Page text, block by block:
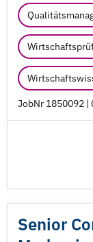
JobNr 1850092 |
Senior